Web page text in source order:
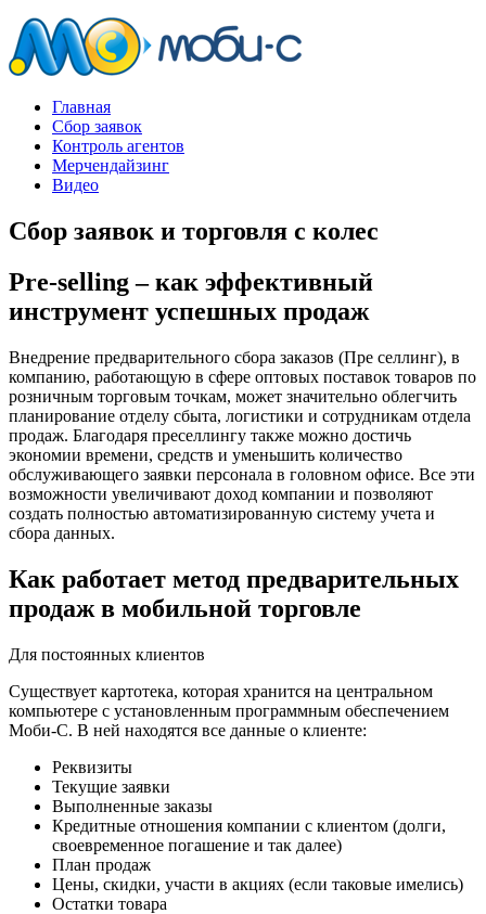
Главная
Сбор заявок
Контроль агентов
Мерчендайзинг
Видео
Сбор заявок и торговля с колес
Pre-selling – как эффективный
инструмент успешных продаж
Внедрение предварительного сбора заказов (Пре селлинг), в
компанию, работающую в сфере оптовых поставок товаров по
розничным торговым точкам, может значительно облегчить
планирование отделу сбыта, логистики и сотрудникам отдела
продаж. Благодаря преселлингу также можно достичь
экономии времени, средств и уменьшить количество
обслуживающего заявки персонала в головном офисе. Все эти
возможности увеличивают доход компании и позволяют
создать полностью автоматизированную систему учета и
сбора данных.
Как работает метод предварительных
продаж в мобильной торговле
Для постоянных клиентов
Существует картотека, которая хранится на центральном
компьютере с установленным программным обеспечением
Моби-С. В ней находятся все данные о клиенте:
Реквизиты
Текущие заявки
Выполненные заказы
Кредитные отношения компании с клиентом (долги,
своевременное погашение и так далее)
План продаж
Цены, скидки, участи в акциях (если таковые имелись)
Остатки товара